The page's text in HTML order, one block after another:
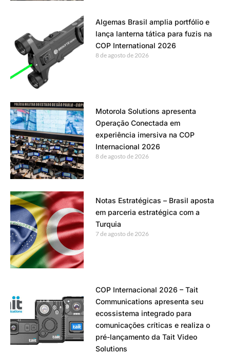
Algemas Brasil amplia portfólio e
lança lanterna tática para fuzis na
COP International 2026
8 de agosto de 2026
Motorola Solutions apresenta
Operação Conectada em
experiência imersiva na COP
Internacional 2026
8 de agosto de 2026
Notas Estratégicas – Brasil aposta
em parceria estratégica com a
Turquia
7 de agosto de 2026
COP Internacional 2026 – Tait
Communications apresenta seu
ecossistema integrado para
comunicações críticas e realiza o
pré-lançamento da Tait Video
Solutions